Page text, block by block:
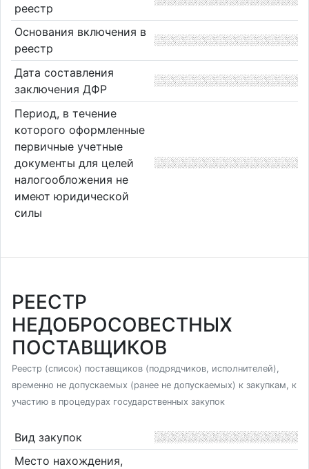
реестр
Основания включения в
реестр
Дата составления
заключения ДФР
Период, в течение
которого оформленные
первичные учетные
документы для целей
налогообложения не
имеют юридической
силы
РЕЕСТР
НЕДОБРОСОВЕСТНЫХ
ПОСТАВЩИКОВ
Реестр (список) поставщиков (подрядчиков, исполнителей),
временно не допускаемых (ранее не допускаемых) к закупкам, к
участию в процедурах государственных закупок
Вид закупок
Место нахождения,